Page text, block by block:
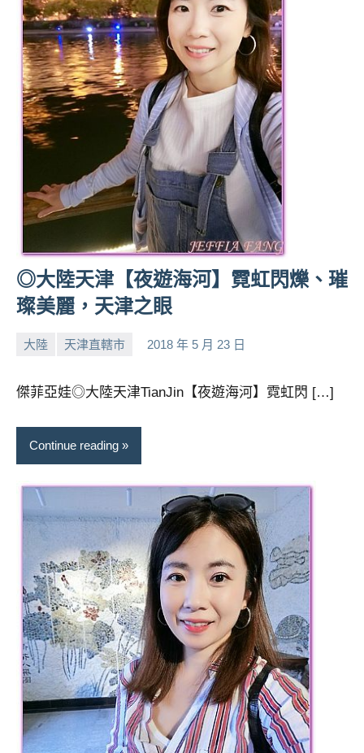
◎大陸天津【夜遊海河】霓虹閃爍、璀
璨美麗，天津之眼
大陸 天津直轄市 2018 年 5 月 23 日
小No
傑菲亞娃◎大陸天津TianJin【夜遊海河】霓虹閃 […]
Continue reading